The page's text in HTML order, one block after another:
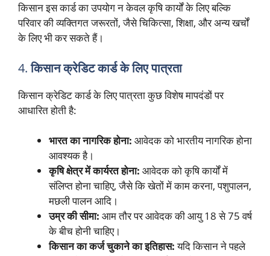
किसान इस कार्ड का उपयोग न केवल कृषि कार्यों के लिए बल्कि
परिवार की व्यक्तिगत जरूरतों, जैसे चिकित्सा, शिक्षा, और अन्य खर्चों
के लिए भी कर सकते हैं।
4.किसान क्रेडिट कार्ड के लिए पात्रता
किसान क्रेडिट कार्ड के लिए पात्रता कुछ विशेष मापदंडों पर
आधारित होती है:
भारत का नागरिक होना: आवेदक को भारतीय नागरिक होना
आवश्यक है।
कृषि क्षेत्र में कार्यरत होना: आवेदक को कृषि कार्यों में
संलिप्त होना चाहिए, जैसे कि खेतों में काम करना, पशुपालन,
मछली पालन आदि।
उम्र की सीमा: आम तौर पर आवेदक की आयु 18 से 75 वर्ष
के बीच होनी चाहिए।
किसान का कर्ज चुकाने का इतिहास:यदि किसान ने पहले